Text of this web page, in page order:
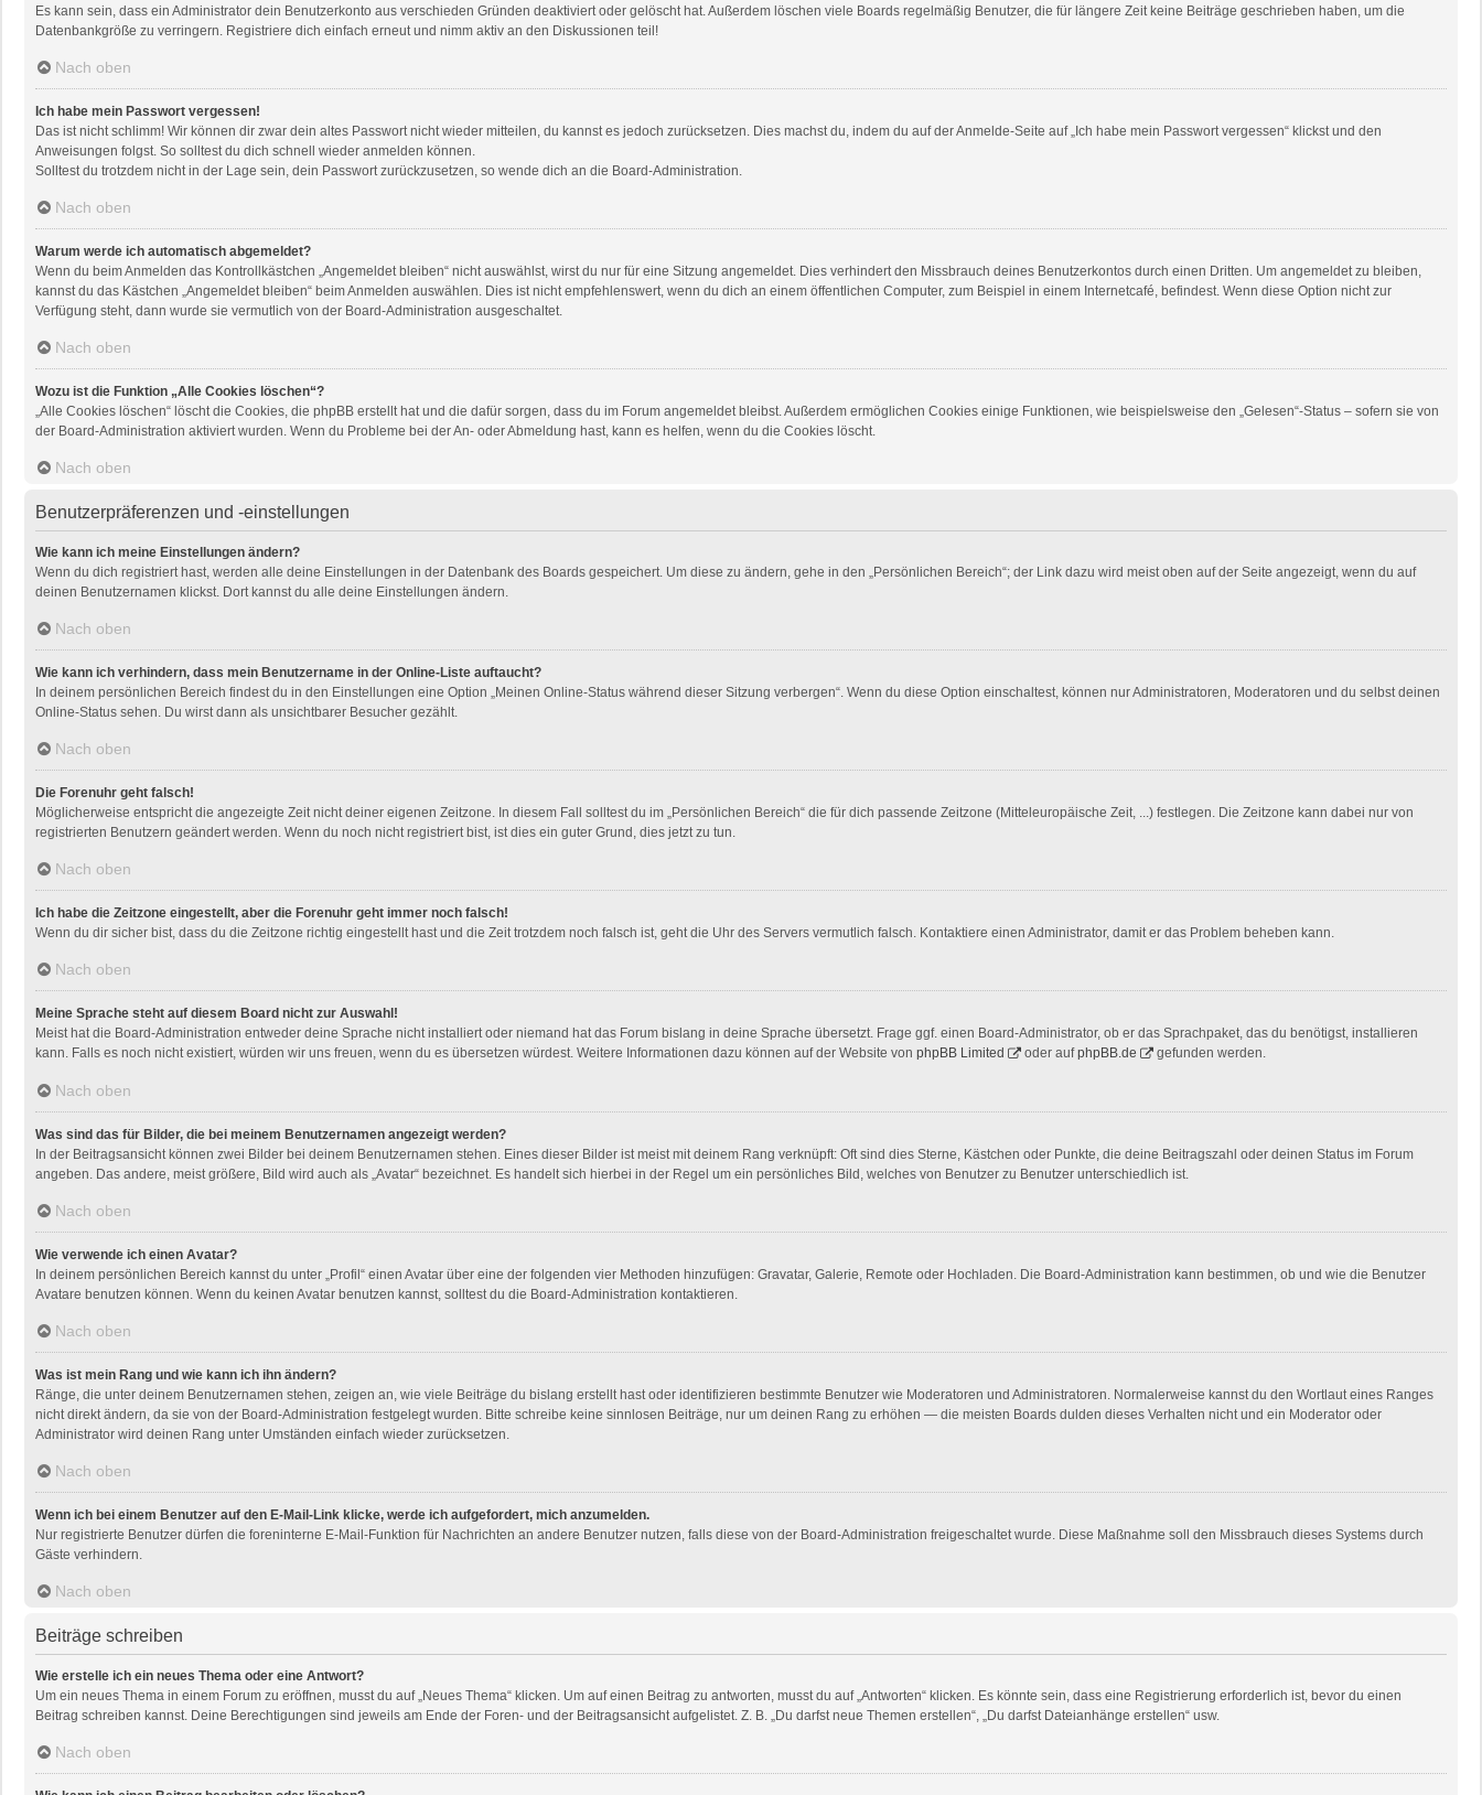
Es kann sein, dass ein Administrator dein Benutzerkonto aus verschieden Gründen deaktiviert oder gelöscht hat. Außerdem löschen viele Boards regelmäßig Benutzer, die für längere Zeit keine Beiträge geschrieben haben, um die
Datenbankgröße zu verringern. Registriere dich einfach erneut und nimm aktiv an den Diskussionen teil!
Nach oben
Ich habe mein Passwort vergessen!
Das ist nicht schlimm! Wir können dir zwar dein altes Passwort nicht wieder mitteilen, du kannst es jedoch zurücksetzen. Dies machst du, indem du auf der Anmelde-Seite auf „Ich habe mein Passwort vergessen“ klickst und den
Anweisungen folgst. So solltest du dich schnell wieder anmelden können.
Solltest du trotzdem nicht in der Lage sein, dein Passwort zurückzusetzen, so wende dich an die Board-Administration.
Nach oben
Warum werde ich automatisch abgemeldet?
Wenn du beim Anmelden das Kontrollkästchen „Angemeldet bleiben“ nicht auswählst, wirst du nur für eine Sitzung angemeldet. Dies verhindert den Missbrauch deines Benutzerkontos durch einen Dritten. Um angemeldet zu bleiben,
kannst du das Kästchen „Angemeldet bleiben“ beim Anmelden auswählen. Dies ist nicht empfehlenswert, wenn du dich an einem öffentlichen Computer, zum Beispiel in einem Internetcafé, befindest. Wenn diese Option nicht zur
Verfügung steht, dann wurde sie vermutlich von der Board-Administration ausgeschaltet.
Nach oben
Wozu ist die Funktion „Alle Cookies löschen“?
„Alle Cookies löschen“ löscht die Cookies, die phpBB erstellt hat und die dafür sorgen, dass du im Forum angemeldet bleibst. Außerdem ermöglichen Cookies einige Funktionen, wie beispielsweise den „Gelesen“-Status – sofern sie von
der Board-Administration aktiviert wurden. Wenn du Probleme bei der An- oder Abmeldung hast, kann es helfen, wenn du die Cookies löscht.
Nach oben
Benutzerpräferenzen und -einstellungen
Wie kann ich meine Einstellungen ändern?
Wenn du dich registriert hast, werden alle deine Einstellungen in der Datenbank des Boards gespeichert. Um diese zu ändern, gehe in den „Persönlichen Bereich“; der Link dazu wird meist oben auf der Seite angezeigt, wenn du auf
deinen Benutzernamen klickst. Dort kannst du alle deine Einstellungen ändern.
Nach oben
Wie kann ich verhindern, dass mein Benutzername in der Online-Liste auftaucht?
In deinem persönlichen Bereich findest du in den Einstellungen eine Option „Meinen Online-Status während dieser Sitzung verbergen“. Wenn du diese Option einschaltest, können nur Administratoren, Moderatoren und du selbst deinen
Online-Status sehen. Du wirst dann als unsichtbarer Besucher gezählt.
Nach oben
Die Forenuhr geht falsch!
Möglicherweise entspricht die angezeigte Zeit nicht deiner eigenen Zeitzone. In diesem Fall solltest du im „Persönlichen Bereich“ die für dich passende Zeitzone (Mitteleuropäische Zeit, ...) festlegen. Die Zeitzone kann dabei nur von
registrierten Benutzern geändert werden. Wenn du noch nicht registriert bist, ist dies ein guter Grund, dies jetzt zu tun.
Nach oben
Ich habe die Zeitzone eingestellt, aber die Forenuhr geht immer noch falsch!
Wenn du dir sicher bist, dass du die Zeitzone richtig eingestellt hast und die Zeit trotzdem noch falsch ist, geht die Uhr des Servers vermutlich falsch. Kontaktiere einen Administrator, damit er das Problem beheben kann.
Nach oben
Meine Sprache steht auf diesem Board nicht zur Auswahl!
Meist hat die Board-Administration entweder deine Sprache nicht installiert oder niemand hat das Forum bislang in deine Sprache übersetzt. Frage ggf. einen Board-Administrator, ob er das Sprachpaket, das du benötigst, installieren
kann. Falls es noch nicht existiert, würden wir uns freuen, wenn du es übersetzen würdest. Weitere Informationen dazu können auf der Website von phpBB Limited oder aufphpBB.de gefunden werden.
Nach oben
Was sind das für Bilder, die bei meinem Benutzernamen angezeigt werden?
In der Beitragsansicht können zwei Bilder bei deinem Benutzernamen stehen. Eines dieser Bilder ist meist mit deinem Rang verknüpft: Oft sind dies Sterne, Kästchen oder Punkte, die deine Beitragszahl oder deinen Status im Forum
angeben. Das andere, meist größere, Bild wird auch als „Avatar“ bezeichnet. Es handelt sich hierbei in der Regel um ein persönliches Bild, welches von Benutzer zu Benutzer unterschiedlich ist.
Nach oben
Wie verwende ich einen Avatar?
In deinem persönlichen Bereich kannst du unter „Profil“ einen Avatar über eine der folgenden vier Methoden hinzufügen: Gravatar, Galerie, Remote oder Hochladen. Die Board-Administration kann bestimmen, ob und wie die Benutzer
Avatare benutzen können. Wenn du keinen Avatar benutzen kannst, solltest du die Board-Administration kontaktieren.
Nach oben
Was ist mein Rang und wie kann ich ihn ändern?
Ränge, die unter deinem Benutzernamen stehen, zeigen an, wie viele Beiträge du bislang erstellt hast oder identifizieren bestimmte Benutzer wie Moderatoren und Administratoren. Normalerweise kannst du den Wortlaut eines Ranges
nicht direkt ändern, da sie von der Board-Administration festgelegt wurden. Bitte schreibe keine sinnlosen Beiträge, nur um deinen Rang zu erhöhen — die meisten Boards dulden dieses Verhalten nicht und ein Moderator oder
Administrator wird deinen Rang unter Umständen einfach wieder zurücksetzen.
Nach oben
Wenn ich bei einem Benutzer auf den E-Mail-Link klicke, werde ich aufgefordert, mich anzumelden.
Nur registrierte Benutzer dürfen die foreninterne E-Mail-Funktion für Nachrichten an andere Benutzer nutzen, falls diese von der Board-Administration freigeschaltet wurde. Diese Maßnahme soll den Missbrauch dieses Systems durch
Gäste verhindern.
Nach oben
Beiträge schreiben
Wie erstelle ich ein neues Thema oder eine Antwort?
Um ein neues Thema in einem Forum zu eröffnen, musst du auf „Neues Thema“ klicken. Um auf einen Beitrag zu antworten, musst du auf „Antworten“ klicken. Es könnte sein, dass eine Registrierung erforderlich ist, bevor du einen
Beitrag schreiben kannst. Deine Berechtigungen sind jeweils am Ende der Foren- und der Beitragsansicht aufgelistet. Z. B. „Du darfst neue Themen erstellen“, „Du darfst Dateianhänge erstellen“ usw.
Nach oben